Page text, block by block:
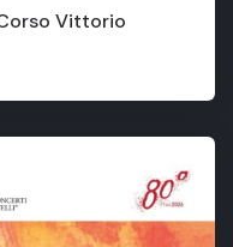
Vittorio